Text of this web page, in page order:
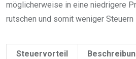
möglicherweise in eine niedrigere
rutschen und somit weniger Steuern
Steuervorteil